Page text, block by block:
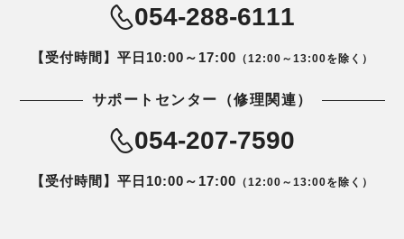
054-288-6111
【受付時間】平日10:00～17:00 （12:00～13:00を除く）
サポートセンター（修理関連）
054-207-7590
【受付時間】平日10:00～17:00 （12:00～13:00を除く）